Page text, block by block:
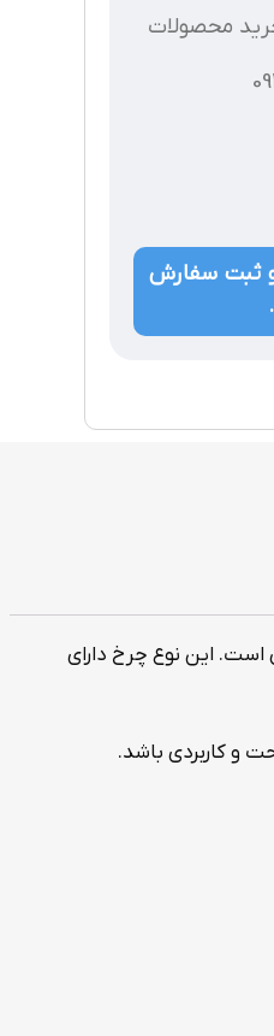
محصولات
ثبت سفارش
این نوع چرخ دارای
و کاربردی باشد.